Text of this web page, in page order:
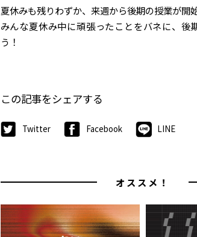
夏休みも残りわずか、来週から後期の授業が開
みんな夏休み中に頑張ったことをバネに、後
う！
この記事をシェアする
Twitter Facebook LINE
オススメ！